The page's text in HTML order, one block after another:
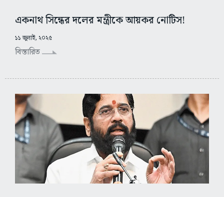
একনাথ সিন্ধের দলের মন্ত্রীকে আয়কর নোটিস!
১১ জুলাই, ২০২৫
বিস্তারিত